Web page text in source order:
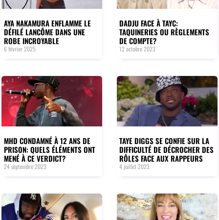
AYA NAKAMURA ENFLAMME LE
DÉFILÉ LANCÔME DANS UNE
ROBE INCROYABLE
6 février 2025
DADJU FACE À TAYC:
TAQUINERIES OU RÈGLEMENTS
DE COMPTE?
12 octobre 2023
MHD CONDAMNÉ À 12 ANS DE
PRISON: QUELS ÉLÉMENTS ONT
MENÉ À CE VERDICT?
24 septembre 2023
TAYE DIGGS SE CONFIE SUR LA
DIFFICULTÉ DE DÉCROCHER DES
RÔLES FACE AUX RAPPEURS
4 juillet 2023